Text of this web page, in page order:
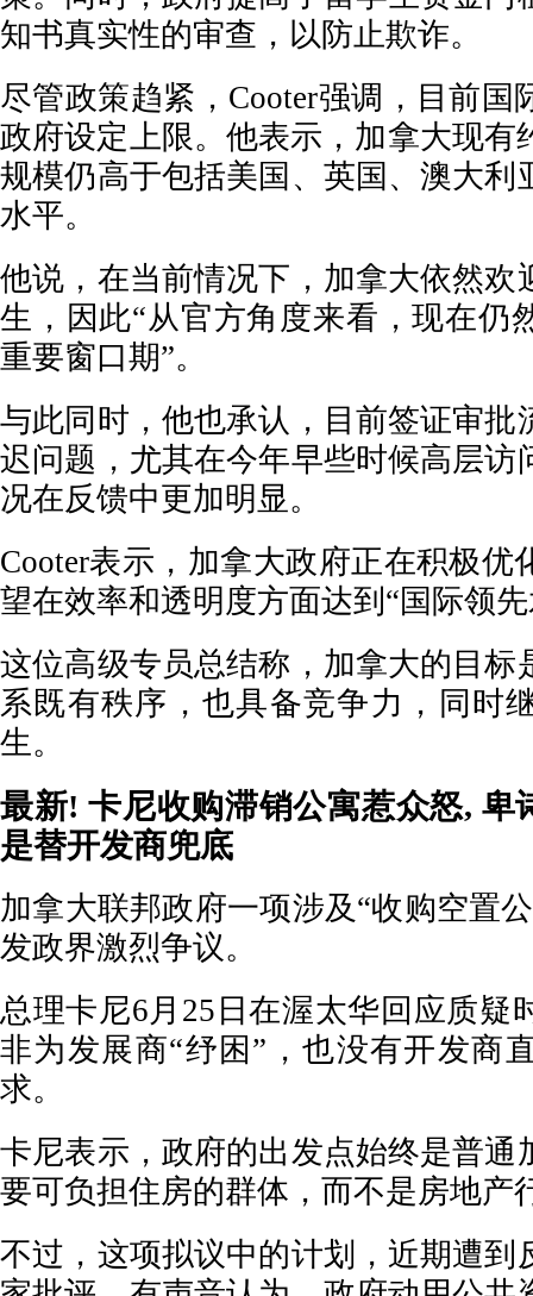
知书真实性的审查，以防止欺诈。
尽管政策趋紧，Cooter强调，目前国
政府设定上限。他表示，加拿大现有
规模仍高于包括美国、英国、澳大利
水平。
他说，在当前情况下，加拿大依然欢
生，因此“从官方角度来看，现在仍
重要窗口期”。
与此同时，他也承认，目前签证审批
迟问题，尤其在今年早些时候高层访
况在反馈中更加明显。
Cooter表示，加拿大政府正在积极优
望在效率和透明度方面达到“国际领
这位高级专员总结称，加拿大的目标
系既有秩序，也具备竞争力，同时
生。
最新! 卡尼收购滞销公寓惹众怒, 卑
是替开发商兜底
加拿大联邦政府一项涉及“收购空置
发政界激烈争议。
总理卡尼6月25日在渥太华回应质疑
非为发展商“纾困”，也没有开发商
求。
卡尼表示，政府的出发点始终是普通
要可负担住房的群体，而不是房地产
不过，这项拟议中的计划，近期遭到